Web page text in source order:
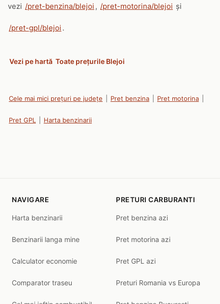
vezi /pret-benzina/blejoi , /pret-motorina/blejoi și
/pret-gpl/blejoi .
Vezi pe hartă Toate prețurile Blejoi
Cele mai mici prețuri pe județe Pret benzina Pret motorina
Pret GPL Harta benzinarii
NAVIGARE
Harta benzinarii
Benzinarii langa mine
Calculator economie
Comparator traseu
PRETURI CARBURANTI
Pret benzina azi
Pret motorina azi
Pret GPL azi
Preturi Romania vs Europa